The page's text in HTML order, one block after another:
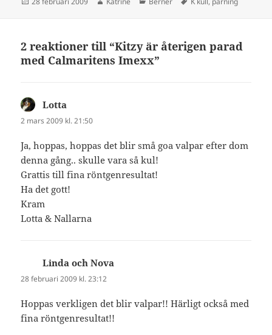
2 reaktioner till “Kitzy är återigen parad
med Calmaritens Imexx”
Lotta
2 mars 2009 kl. 21:50
Ja, hoppas, hoppas det blir små goa valpar efter dom
denna gång.. skulle vara så kul!
Grattis till fina röntgenresultat!
Ha det gott!
Kram
Lotta & Nallarna
Linda och Nova
28 februari 2009 kl. 23:12
Hoppas verkligen det blir valpar!! Härligt också med
fina röntgenresultat!!